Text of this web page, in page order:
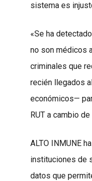
sistema es
«Se ha
no son médicos
criminales que
recién llegados
económicos—
RUT a cambio
ALTO INMUNE
instituciones de
datos que